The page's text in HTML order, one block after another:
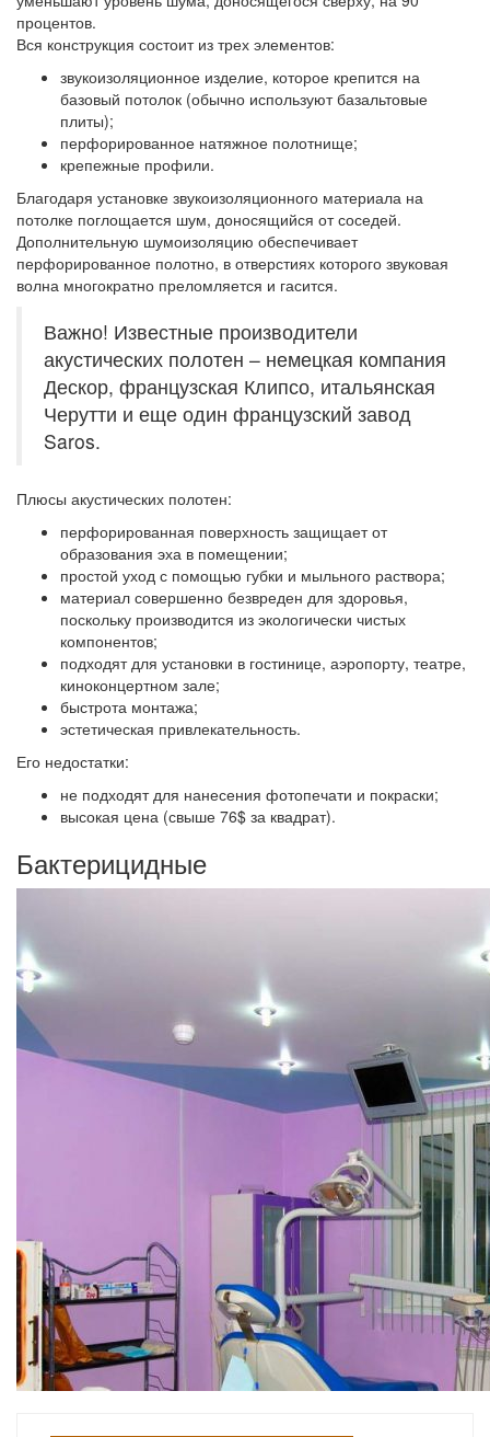
процентов.
Вся конструкция состоит из трех элементов:
звукоизоляционное изделие, которое крепится на
базовый потолок (обычно используют базальтовые
плиты);
перфорированное натяжное полотнище;
крепежные профили.
Благодаря установке звукоизоляционного материала на
потолке поглощается шум, доносящийся от соседей.
Дополнительную шумоизоляцию обеспечивает
перфорированное полотно, в отверстиях которого звуковая
волна многократно преломляется и гасится.
Важно! Известные производители
акустических полотен – немецкая компания
Дескор, французская Клипсо, итальянская
Черутти и еще один французский завод
Saros.
Плюсы акустических полотен:
перфорированная поверхность защищает от
образования эха в помещении;
простой уход с помощью губки и мыльного раствора;
материал совершенно безвреден для здоровья,
поскольку производится из экологически чистых
компонентов;
подходят для установки в гостинице, аэропорту, театре,
киноконцертном зале;
быстрота монтажа;
эстетическая привлекательность.
Его недостатки:
не подходят для нанесения фотопечати и покраски;
высокая цена (свыше 76$ за квадрат).
Бактерицидные